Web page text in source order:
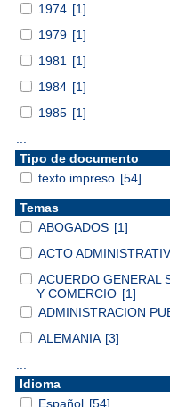
1974 [1]
1979 [1]
1981
[1]
1984 [1]
1985 [1]
Tipo de documento
texto impreso [54]
Temas
ABOGADOS [1]
ACTO
ACUERDO GENERAL
Y COMERCIO [1]
ADMINISTRACION
ALEMANIA [3]
Idioma
Español [54]